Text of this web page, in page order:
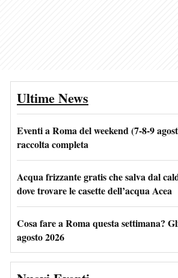
Ultime News
Eventi a Roma del weekend (7-8-9
raccolta completa
Acqua frizzante gratis che salva dal
dove trovare le casette dell’acqua Acea
Cosa fare a Roma questa settimana?
agosto 2026